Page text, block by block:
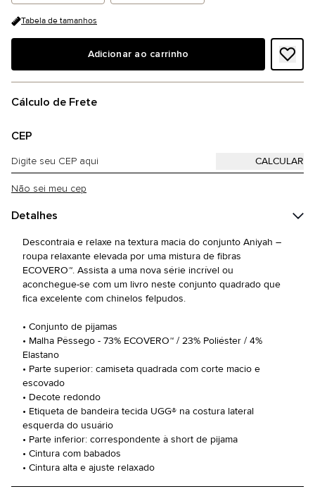
Tabela de tamanhos
Adicionar ao carrinho
Cálculo de Frete
CEP
Não sei meu cep
Detalhes
Descontraia e relaxe na textura macia do conjunto Aniyah –
roupa relaxante elevada por uma mistura de fibras
ECOVERO™. Assista a uma nova série incrível ou
aconchegue-se com um livro neste conjunto quadrado que
fica excelente com chinelos felpudos.
• Conjunto de pijamas
• Malha Pêssego - 73% ECOVERO™ / 23% Poliéster / 4%
Elastano
• Parte superior: camiseta quadrada com corte macio e
escovado
• Decote redondo
• Etiqueta de bandeira tecida UGG® na costura lateral
esquerda do usuário
• Parte inferior: correspondente à short de pijama
• Cintura com babados
• Cintura alta e ajuste relaxado